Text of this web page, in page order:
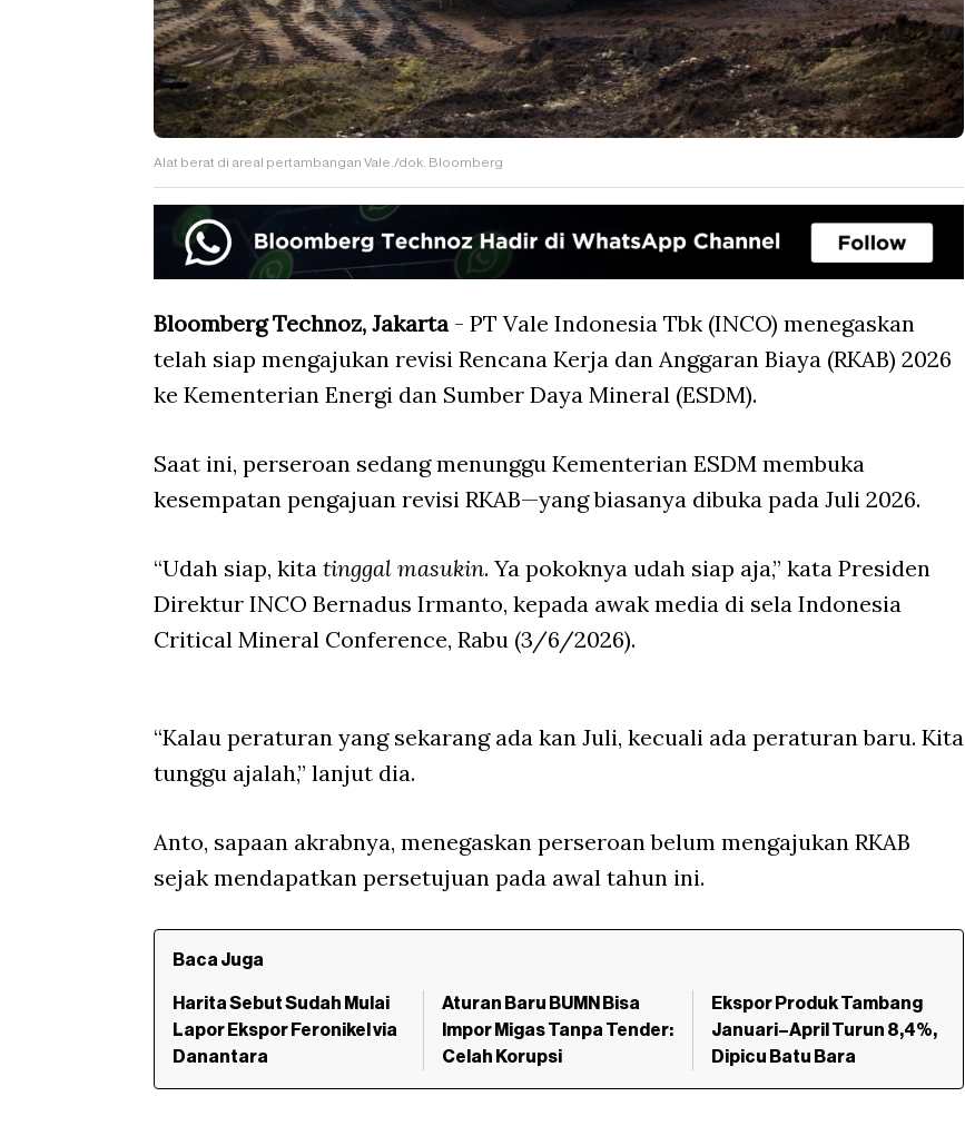
Alat berat di areal pertambangan Vale./dok. Bloomberg
Bloomberg Technoz, Jakarta- PT Vale Indonesia Tbk (INCO) menegaskan
telah siap mengajukan revisi Rencana Kerja dan Anggaran Biaya (RKAB) 2026
ke Kementerian Energi dan Sumber Daya Mineral (ESDM).
Saat ini, perseroan sedang menunggu Kementerian ESDM membuka
kesempatan pengajuan revisi RKAB—yang biasanya dibuka pada Juli 2026.
“Udah siap, kita tinggal masukin. Ya pokoknya udah siap aja,” kata Presiden
Direktur INCO Bernadus Irmanto, kepada awak media di sela Indonesia
Critical Mineral Conference, Rabu (3/6/2026).
“Kalau peraturan yang sekarang ada kan Juli, kecuali ada peraturan baru. Kita
tunggu ajalah,” lanjut dia.
Anto, sapaan akrabnya, menegaskan perseroan belum mengajukan RKAB
sejak mendapatkan persetujuan pada awal tahun ini.
Baca Juga
Harita Sebut Sudah Mulai
Lapor Ekspor Feronikel via
Danantara
Aturan Baru BUMN Bisa
Impor Migas Tanpa Tender:
Celah Korupsi
Ekspor Produk Tambang
Januari–April Turun 8,4%,
Dipicu Batu Bara